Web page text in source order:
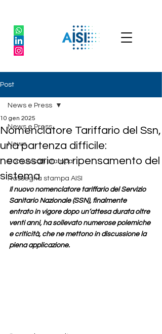
Post
News e Press
News
Comunicati stampa
Rassegna stampa AISI
News e Press
Nomenclatore Tariffario del Ssn,
una partenza difficile:
necessario un ripensamento del
sistema
10 gen 2025
Il nuovo nomenclatore tariffario del Servizio
Sanitario Nazionale (SSN), finalmente
entrato in vigore dopo un’attesa durata oltre
venti anni, ha sollevato numerose polemiche
e criticità, che ne mettono in discussione la
piena applicazione.